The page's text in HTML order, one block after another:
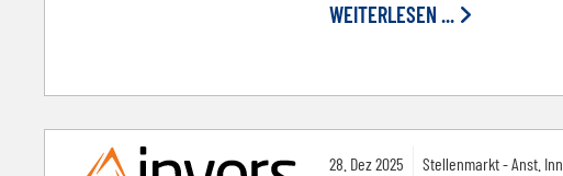
WEITERLESEN ...
28. Dez2025 Stellenmarkt - Anst.